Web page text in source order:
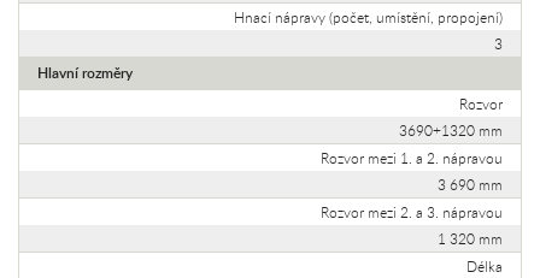
Hnací nápravy (počet, umístění, propojení)
3
Hlavní rozměry
Rozvor
3690+1320 mm
Rozvor mezi 1. a 2. nápravou
3 690 mm
Rozvor mezi 2. a 3. nápravou
1 320 mm
Délka